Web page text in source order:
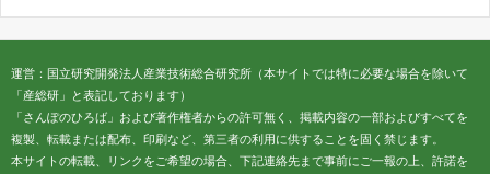
運営：国立研究開発法人産業技術総合研究所（本サイトでは特に必要な場合を除いて
「産総研」と表記しております）
「さんぽのひろば」および著作権者からの許可無く、掲載内容の一部およびすべてを
複製、転載または配布、印刷など、第三者の利用に供することを固く禁じます。
本サイトの転載、リンクをご希望の場合、下記連絡先まで事前にご一報の上、許諾を